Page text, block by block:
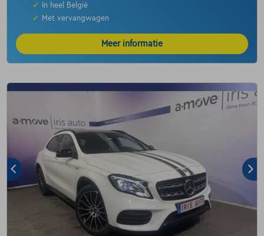
✓
In heel België
✓
Met vervangwagen
Meer informatie